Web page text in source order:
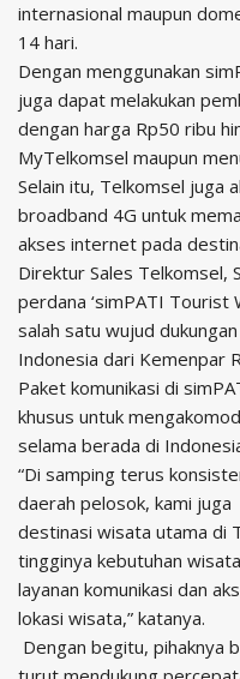
internasional maupun
14 hari.
Dengan menggunakan
juga dapat melakukan
dengan harga Rp50 ribu
MyTelkomsel maupun
Selain itu, Telkomsel juga
broadband 4G untuk
akses internet pada
Direktur Sales Telkomsel,
perdana ‘simPATI Tourist
salah satu wujud
Indonesia dari Kemenpar
Paket komunikasi di
khusus untuk
selama berada di
“Di samping terus
daerah pelosok, kami
destinasi wisata utama di
tingginya kebutuhan
layanan komunikasi dan
lokasi wisata,” katanya.
Dengan begitu, pihaknya